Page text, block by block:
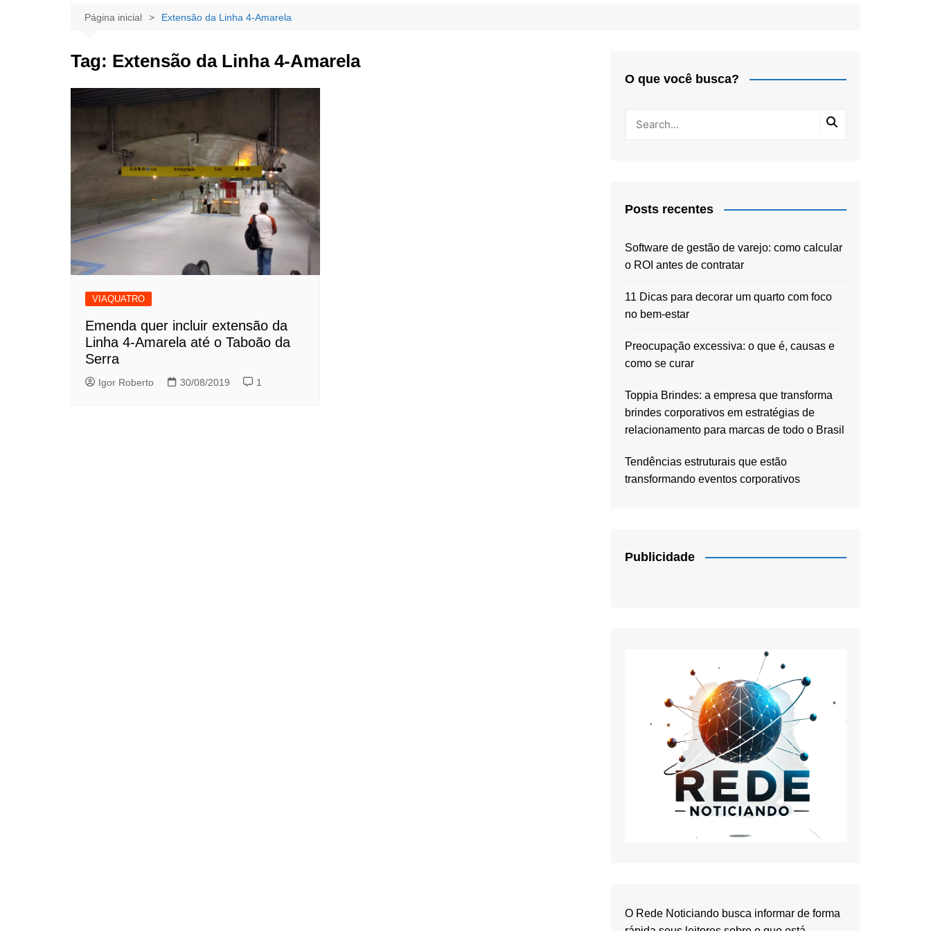
Página inicial Extensão da Linha 4-Amarela
Tag: Extensão da Linha 4-Amarela
VIAQUATRO
Emenda quer incluir extensão da
Linha 4-Amarela até o Taboão da
Serra
Igor Roberto 30/08/2019 1
O que você busca?
Posts recentes
Software de gestão de varejo: como calcular
o ROI antes de contratar
11 Dicas para decorar um quarto com foco
no bem-estar
Preocupação excessiva: o que é, causas e
como se curar
Toppia Brindes: a empresa que transforma
brindes corporativos em estratégias de
relacionamento para marcas de todo o Brasil
Tendências estruturais que estão
transformando eventos corporativos
Publicidade
O Rede Noticiando busca informar de forma